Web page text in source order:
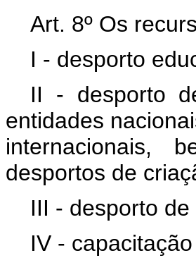
Art. 8º Os
I - desporto
II - desporto
entidades
internacionais,
desportos de
III - desporto
IV -